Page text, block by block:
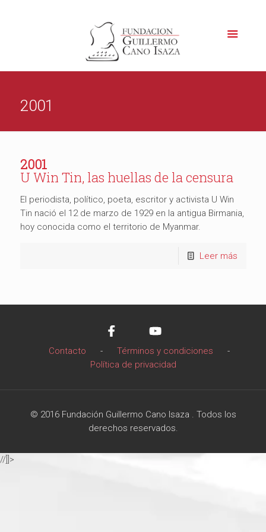
2001
2001
U Win Tin, las huellas de la censura
El periodista, político, poeta, escritor y activista U Win
Tin nació el 12 de marzo de 1929 en la antigua Birmania,
hoy conocida como el territorio de Myanmar.
Leer más
Contacto - Términos y condiciones
-
Política de privacidad
© 2016 Fundación Guillermo Cano Isaza . Todos los
derechos reservados.
//]]>